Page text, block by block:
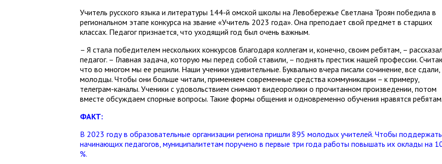
Учитель русского языка и литературы 144-й омской школы на Левобережье Светлана Троян победила в
региональном этапе конкурса на звание «Учитель 2023 года». Она преподает свой предмет в старших
классах. Педагог признается, что уходящий год был очень важным.
– Я стала победителем нескольких конкурсов благодаря коллегам и, конечно, своим ребятам, –
педагог. – Главная задача, которую мы перед собой ставили, – поднять престиж нашей профессии.
что во многом мы ее решили. Наши ученики удивительные. Буквально вчера писали сочинение, все сдали,
молодцы. Чтобы они больше читали, применяем современные средства коммуникации – к примеру,
телеграм-каналы. Ученики с удовольствием снимают видеоролики о прочитанном произведении, потом
вместе обсуждаем спорные вопросы. Такие формы общения и одновременно обучения нравятся ребятам.
ФАКТ:
В 2023 году в образовательные организации региона пришли 895 молодых учителей. Чтобы поддержать
начинающих педагогов, муниципалитетам поручено в первые три года работы повышать их оклады на
%.